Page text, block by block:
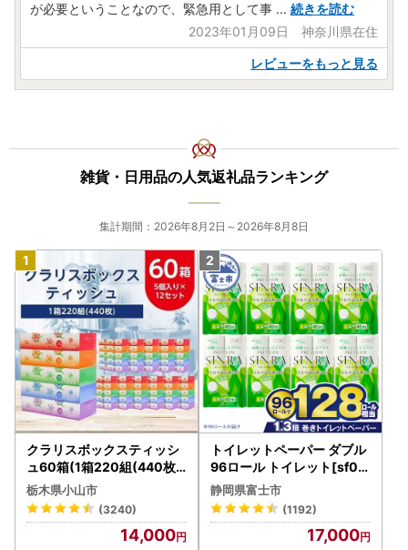
が必要ということなので、緊急用として事 ... 続きを読む
2023年01月09日 神奈川県在住
レビューをもっと見る
雑貨・日用品の人気返礼品ランキング
集計期間：2026年8月2日～2026年8月8日
クラリスボックスティッシ
ュ60箱(1箱220組(440枚))
(5個入り×12セット)【配送
不可地域：離島・沖縄県】
【1256759】
栃木県小山市
(3240)
14,000
トイレットペーパー ダブル
96ロール トイレット[sf00
1-012]
静岡県富士市
(1192)
17,000